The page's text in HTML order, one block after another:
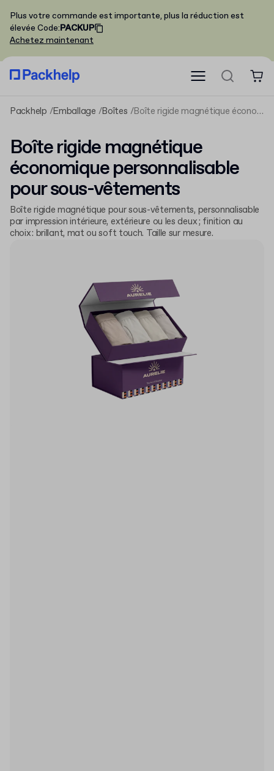
Plus votre commande est importante, plus la réduction est
élevée Code:PACKUP
Achetez maintenant
Packhelp Emballage Boîtes Boîte rigide magnétique économique personnalisable pour sous-vêtements
Boîte rigide magnétique
économique personnalisable
pour sous-vêtements
Boîte rigide magnétique pour sous-vêtements, personnalisable
par impression intérieure, extérieure ou les deux ; finition au
choix : brillant, mat ou soft touch. Taille sur mesure.